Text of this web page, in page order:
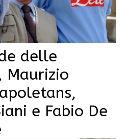
delle
Maurizio
e Fabio De